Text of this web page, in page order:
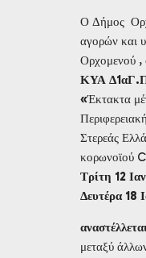
Ο Δήμος
αγορών και
Ορχομενού ,
ΚΥΑ
«Έκτακτα
Στερεάς
κορωνοϊού
Τρίτη 12
Δευτέρα 18
μεταξύ